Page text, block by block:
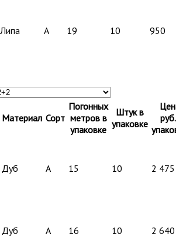
Липа A 19 10 950
Материал Сорт
Погонных
метров в
упаковке
Штук в
упаковке
Дуб A 15 10 2 475
Дуб A 16 10 2 640